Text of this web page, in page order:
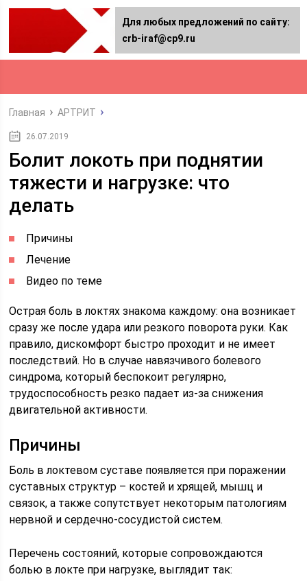
Главная АРТРИТ
26.07.2019
Болит локоть при поднятии
тяжести и нагрузке: что
делать
Причины
Лечение
Видео по теме
Острая боль в локтях знакома каждому: она возникает
сразу же после удара или резкого поворота руки. Как
правило, дискомфорт быстро проходит и не имеет
последствий. Но в случае навязчивого болевого
синдрома, который беспокоит регулярно,
трудоспособность резко падает из-за снижения
двигательной активности.
Причины
Боль в локтевом суставе появляется при поражении
суставных структур – костей и хрящей, мышц и
связок, а также сопутствует некоторым патологиям
нервной и сердечно-сосудистой систем.
Перечень состояний, которые сопровождаются
болью в локте при нагрузке, выглядит так:
Для любых предложений по сайту:
crb-iraf@cp9.ru